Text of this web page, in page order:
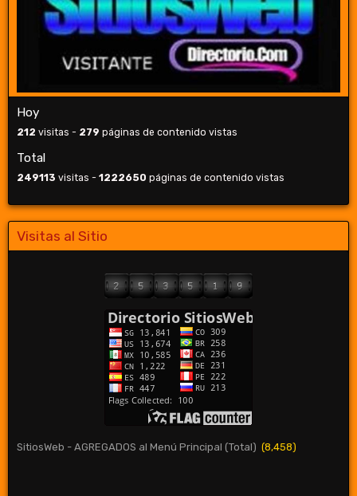
Hoy
212 visitas - 279 páginas de contenido vistas
Total
249113 visitas - 1222650 páginas de contenido vistas
Visitas al Sitio
SitiosWeb - AGREGADOS al Menú Principal (Total) (8,458)